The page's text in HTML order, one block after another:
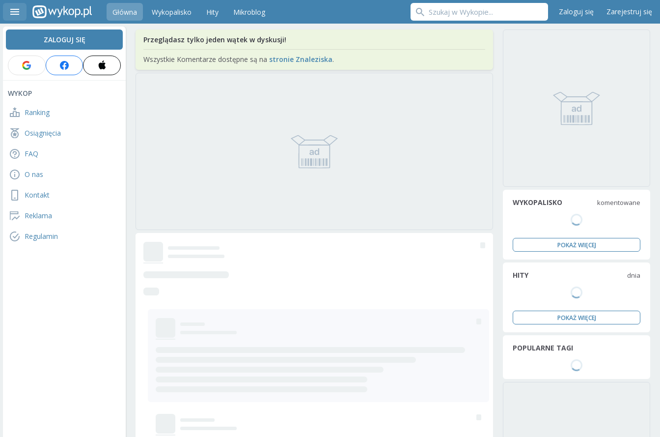
Główna Wykopalisko Hity Mikroblog Zaloguj się Zarejestruj się
ZALOGUJ SIĘ
WYKOP
Ranking
Osiągnięcia
FAQ
O nas
Kontakt
Reklama
Regulamin
Przeglądasz tylko jeden wątek w dyskusji!
Wszystkie Komentarze dostępne są na stronie Znaleziska.
WYKOPALISKO komentowane
POKAŻ WIĘCEJ
HITY dnia
POKAŻ WIĘCEJ
POPULARNE TAGI